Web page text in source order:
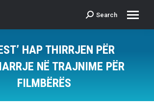
Search:
Search
HAP THIRRJEN PËR
NË TRAJNIME PËR
FILMBËRËS